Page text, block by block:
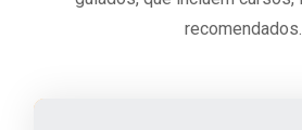
recomendados.